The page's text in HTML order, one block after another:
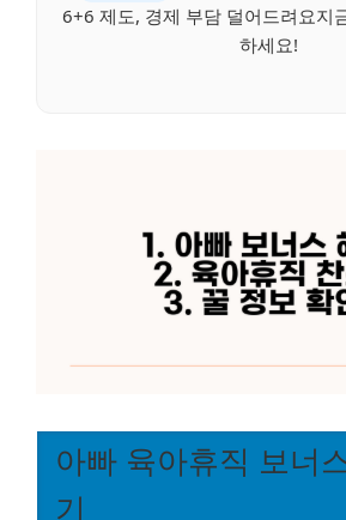
6+6 제도, 경제 부담 덜어드려요지
하세요!
아빠 육아휴직 보너
기